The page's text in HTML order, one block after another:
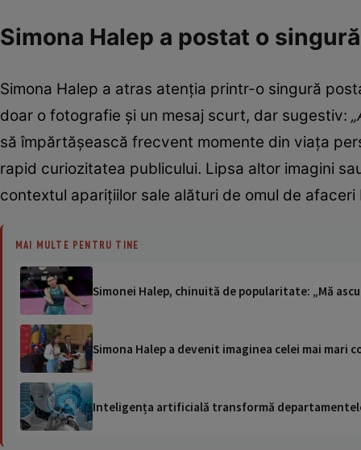
Simona Halep a postat o
Simona Halep a atras atenția printr-o singură
doar o fotografie și un mesaj scurt, dar sugestiv:
să împărtășească frecvent momente din viața
rapid curiozitatea publicului. Lipsa altor imagini
contextul aparițiilor sale alături de omul de afaceri
MAI MULTE PENTRU TINE
Simonei Halep, chinuită de popularitate: „Mă
Simona Halep a devenit imaginea celei mai mari
Inteligența artificială transformă